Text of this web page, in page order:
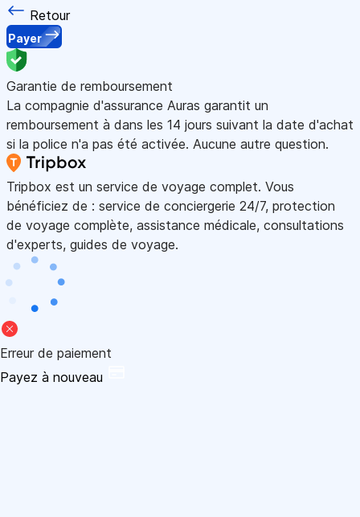
Retour
Payer
Garantie de remboursement
La compagnie d'assurance Auras garantit un
remboursement à dans les 14 jours suivant la date d'achat
si la police n'a pas été activée. Aucune autre question.
Tripbox est un service de voyage complet. Vous
bénéficiez de : service de conciergerie 24/7, protection
de voyage complète, assistance médicale, consultations
d'experts, guides de voyage.
Erreur de paiement
Payez à nouveau